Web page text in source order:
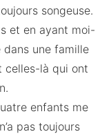
songeuse.
et en ayant moi-
dans une famille
celles-là qui ont
enfants me
pas toujours